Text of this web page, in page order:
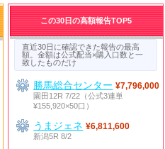
この30日の高額報告TOP5
直近30日に確認できた報告の最高
額。金額は公式配当×購入口数と一
致したものだけ
勝馬総合センター ¥7,796,000
園田12R 7/22（公式3連単
¥155,920×50口）
うまジェネ ¥6,811,600
新潟5R 8/2